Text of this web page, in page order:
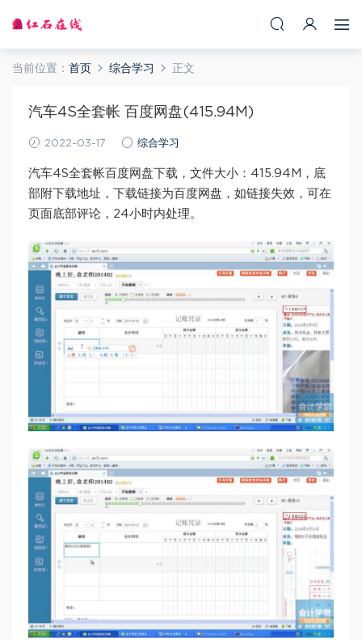
当前位置： 首页 综合学习 正文
汽车4S全套帐 百度网盘(415.94M)
2022-03-17 综合学习
汽车4S全套帐百度网盘下载，文件大小：415.94M，底
部附下载地址，下载链接为百度网盘，如链接失效，可在
页面底部评论，24小时内处理。